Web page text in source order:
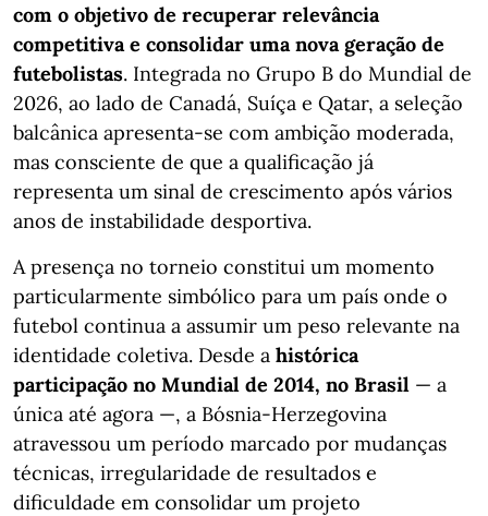
com o objetivo de recuperar relevância
competitiva e consolidar uma nova geração de
futebolistas. Integrada no Grupo B do Mundial de
2026, ao lado de Canadá, Suíça e Qatar, a seleção
balcânica apresenta-se com ambição moderada,
mas consciente de que a qualificação já
representa um sinal de crescimento após vários
anos de instabilidade desportiva.
A presença no torneio constitui um momento
particularmente simbólico para um país onde o
futebol continua a assumir um peso relevante na
identidade coletiva. Desde a histórica
participação no Mundial de 2014, no Brasil — a
única até agora —, a Bósnia-Herzegovina
atravessou um período marcado por mudanças
técnicas, irregularidade de resultados e
dificuldade em consolidar um projeto